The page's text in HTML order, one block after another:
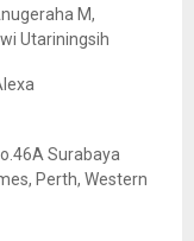
M,
Utariningsih
Surabaya
Perth, Western